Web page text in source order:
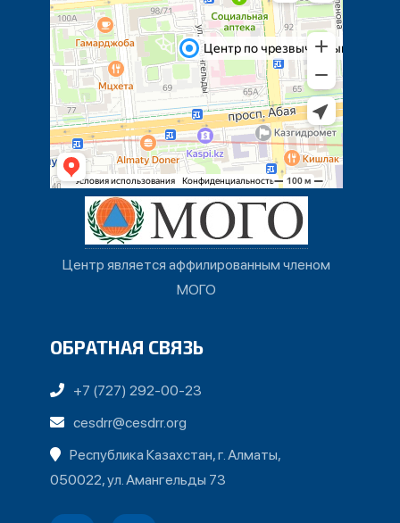
Центр является аффилированным членом
МОГО
ОБРАТНАЯ СВЯЗЬ
+7 (727) 292-00-23
cesdrr@cesdrr.org
Республика Казахстан, г. Алматы,
050022, ул. Амангельды 73